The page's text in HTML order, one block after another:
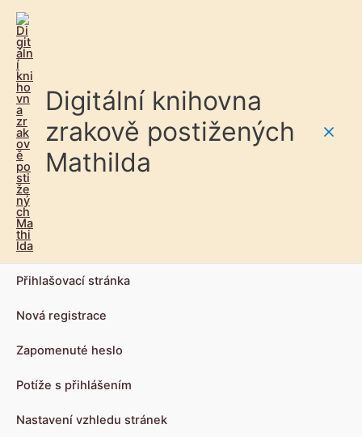
Digitální knihovna
zrakově postižených
Mathilda
Přihlašovací stránka
Nová registrace
Zapomenuté heslo
Potíže s přihlášením
Nastavení vzhledu stránek